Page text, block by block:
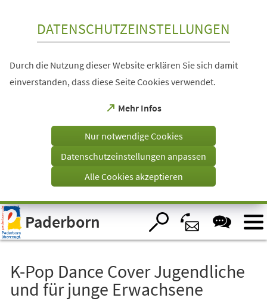
Visuelle
Assistenzsoftware
öffnen.
DATENSCHUTZEINSTELLUNGEN
Durch die Nutzung dieser Website erklären Sie sich damit
einverstanden, dass diese Seite Cookies verwendet.
Mehr Infos
(Öffnet
einem
Tab)
Nur notwendige Cookies
Datenschutzeinstellungen anpassen
Alle Cookies akzeptieren
Paderborn
K-Pop Dance Cover Jugendliche
und für junge Erwachsene